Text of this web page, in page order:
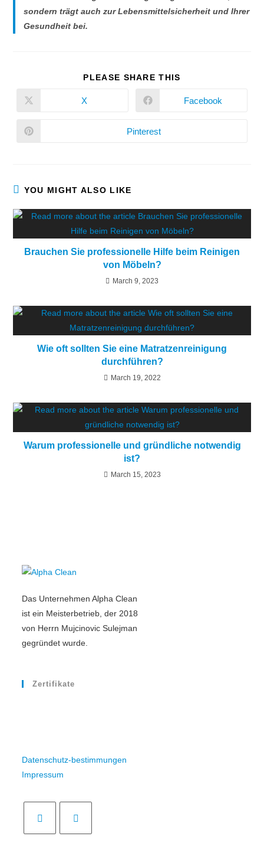
sondern trägt auch zur Lebensmittelsicherheit und Ihrer
Gesundheit bei.
PLEASE SHARE THIS
X Facebook
Pinterest
YOU MIGHT ALSO LIKE
Brauchen Sie professionelle Hilfe beim Reinigen
von Möbeln?
March 9, 2023
Wie oft sollten Sie eine Matratzenreinigung
durchführen?
March 19, 2022
Warum professionelle und gründliche notwendig
ist?
March 15, 2023
Das Unternehmen Alpha Clean
ist ein Meisterbetrieb, der 2018
von Herrn Mujcinovic Sulejman
gegründet wurde.
Zertifikate
Datenschutz-bestimmungen
Impressum